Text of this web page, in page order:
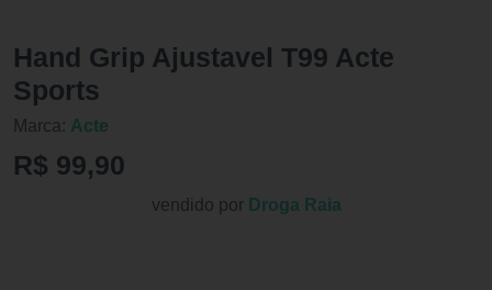
Hand Grip Ajustavel T99 Acte
Sports
Marca: Acte
R$ 99,90
vendido por Droga Raia